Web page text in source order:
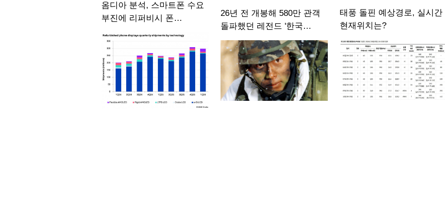
옴디아 분석, 스마트폰 수요
부진에 리퍼비시 폰
최대 기록
26년 전 개봉해 580만 관객
돌파했던 레전드 '한국
영화'…디즈니+ 공개
태풍 돌핀 예상경로, 실시간
현재위치는?